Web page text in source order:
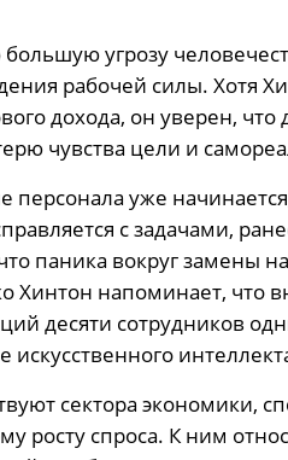
угрозу
рабочей силы. Хотя
дохода, он уверен,
чувства цели и
персонала уже
с задачами,
паника вокруг замены
Хинтон напоминает, что
десяти сотрудников
сектора экономики,
росту спроса. К ним